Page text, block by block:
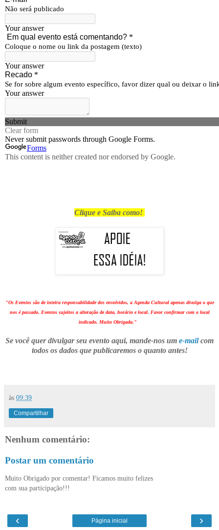
Clique e Saiba como!
"Os Eventos são de inteira responsabilidade dos envolvidos, a Agenda Cultural apenas divulga o que
nos é passado. Eventos sujeitos a alteração de data, horário e local. Favor confirmar com o local
indicado. Muito Obrigada."
Se você quer divulgar seu evento aqui, mande-nos um e-mailcom
todos os dados que publicaremos o quanto antes!
às 09:39
Compartilhar
Nenhum comentário:
Postar um comentário
Muito Obrigado por comentar! Ficamos muito felizes
com sua participação!!!
‹ ›
Página inicial